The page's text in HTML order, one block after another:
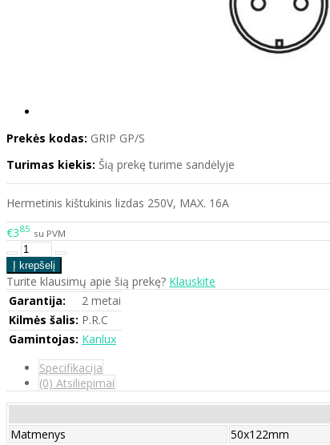
Prekės kodas: GRIP GP/S
Turimas kiekis: Šią prekę turime sandėlyje
Hermetinis kištukinis lizdas 250V, MAX. 16A
€385 su PVM
Turite klausimų apie šią prekę? Klauskite
Garantija:
2 metai
Kilmės šalis: P.R.C
Gamintojas: Kanlux
Specifikacija
(0) Atsiliepimai
Matmenys
50x122mm